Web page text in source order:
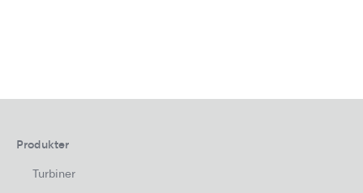
Produkter
Turbiner